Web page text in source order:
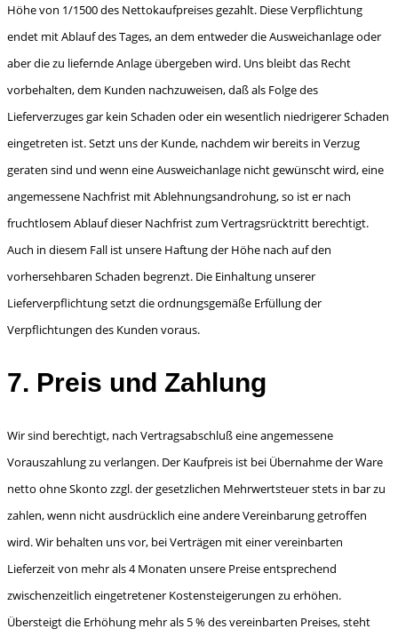
Höhe von 1/1500 des Nettokaufpreises gezahlt. Diese Ver­pflichtung
endet mit Ablauf des Tages, an dem entweder die Ausweichanlage oder
aber die zu liefernde Anlage übergeben wird. Uns bleibt das Recht
vorbehalten, dem Kunden nachzuweisen, daß als Folge des
Lieferverzuges gar kein Schaden oder ein wesentlich niedrigerer Schaden
eingetreten ist. Setzt uns der Kunde, nachdem wir bereits in Verzug
geraten sind und wenn eine Ausweichanlage nicht gewünscht wird, eine
angemessene Nachfrist mit Ablehnungsandrohung, so ist er nach
fruchtlosem Ablauf dieser Nachfrist zum Vertragsrücktritt berechtigt.
Auch in diesem Fall ist unsere Haftung der Höhe nach auf den
vorhersehbaren Schaden begrenzt. Die Einhaltung unserer
Lieferverpflichtung setzt die ordnungsgemäße Erfüllung der
Verpflichtungen des Kunden voraus.
7. Preis und Zahlung
Wir sind berechtigt, nach Vertragsabschluß eine angemessene
Vorauszahlung zu verlangen. Der Kaufpreis ist bei Übernahme der Ware
netto ohne Skonto zzgl. der gesetzlichen Mehrwertsteuer stets in bar zu
zahlen, wenn nicht ausdrücklich eine andere Vereinbarung getroffen
wird. Wir behalten uns vor, bei Verträgen mit einer vereinbarten
Lieferzeit von mehr als 4 Monaten unsere Preise entsprechend
zwischenzeitlich eingetretener Kostensteigerungen zu erhöhen.
Übersteigt die Erhöhung mehr als 5 % des vereinbarten Preises, steht